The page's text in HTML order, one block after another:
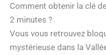
Comment obtenir la clé
2 minutes ?
Vous vous retrouvez
mystérieuse dans la